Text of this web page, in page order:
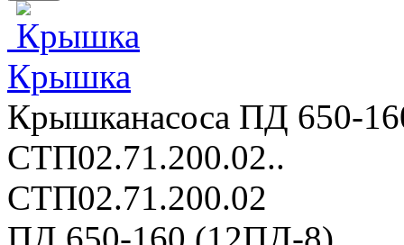
Крышка
Крышканасоса ПД 650-
СТП02.71.200.02..
СТП02.71.200.02